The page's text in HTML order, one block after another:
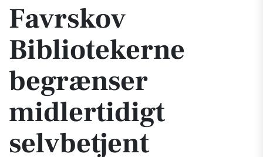
Favrskov
Bibliotekerne
begrænser
midlertidigt
selvbetjent